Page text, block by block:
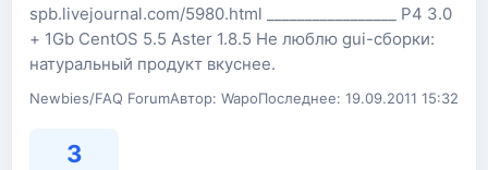
spb.livejournal.com/5980.html _________________ P4 3.0
+ 1Gb CentOS 5.5 Aster 1.8.5 Не люблю gui-сборки:
натуральный продукт вкуснее.
Newbies/FAQ ForumАвтор: WapoПоследнее: 19.09.2011 15:32
3